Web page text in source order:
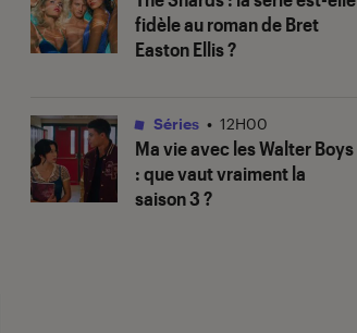
fidèle au roman de Bret
Easton Ellis ?
Ma vie avec les Walter Boys
: que vaut vraiment la
saison 3 ?
Séries • 12H00